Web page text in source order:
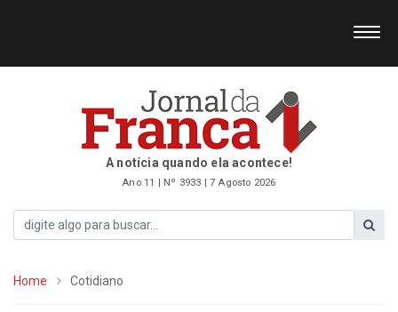
A notícia quando ela acontece!
Ano 11 | Nº 3933 | 7 Agosto 2026
Home Cotidiano